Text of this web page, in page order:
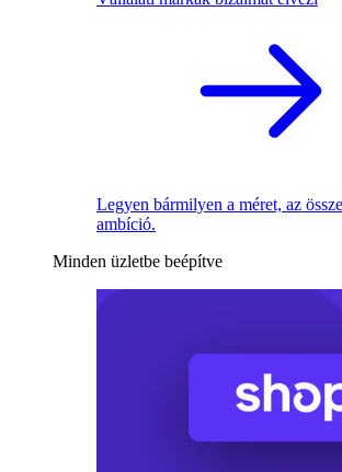
Legyen bármilyen a méret, az
ambíció.
Minden üzletbe beépítve